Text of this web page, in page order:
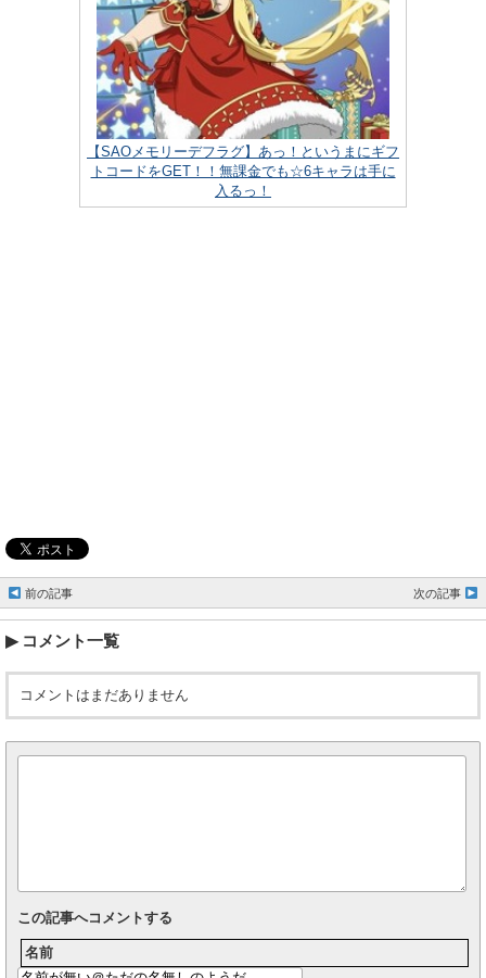
【SAOメモリーデフラグ】あっ！というまにギフ
トコードをGET！！無課金でも☆6キャラは手に
入るっ！
前の記事 次の記事
コメント一覧
コメントはまだありません
この記事へコメントする
名前